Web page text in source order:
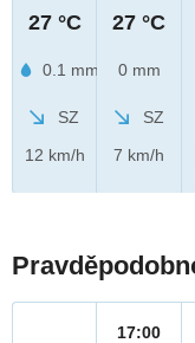
27 °C
0.1 mm
SZ
12 km/h
27 °C
0 mm
SZ
7 km/h
17:00